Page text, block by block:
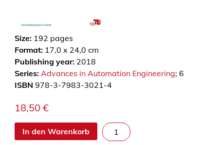
Size: 192 pages
Format: 17,0 x 24,0 cm
Publishing year: 2018
Series: Advances in Automation Engineering; 6
ISBN 978-3-7983-3021-4
18,50 €
In den Warenkorb
Ü
b